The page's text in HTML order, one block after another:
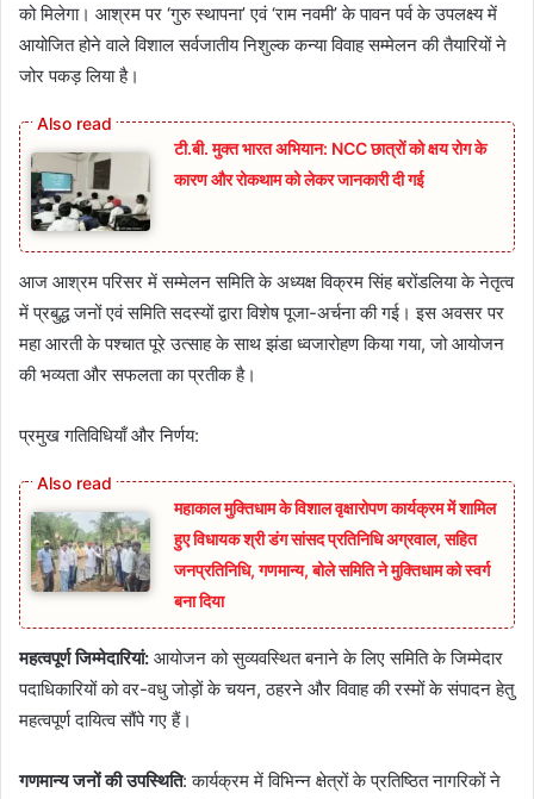
को मिलेगा। आश्रम पर ‘गुरु स्थापना’ एवं ‘राम नवमी’ के पावन पर्व के उपलक्ष्य में
आयोजित होने वाले विशाल सर्वजातीय निशुल्क कन्या विवाह सम्मेलन की तैयारियों ने
जोर पकड़ लिया है।
टी.बी. मुक्त भारत अभियान: NCC छात्रों को क्षय रोग के
कारण और रोकथाम को लेकर जानकारी दी गई
आज आश्रम परिसर में सम्मेलन समिति के अध्यक्ष विक्रम सिंह बरोंडलिया के नेतृत्व
में प्रबुद्ध जनों एवं समिति सदस्यों द्वारा विशेष पूजा-अर्चना की गई। इस अवसर पर
महा आरती के पश्चात पूरे उत्साह के साथ झंडा ध्वजारोहण किया गया, जो आयोजन
की भव्यता और सफलता का प्रतीक है।
प्रमुख गतिविधियाँ और निर्णय:
महाकाल मुक्तिधाम के विशाल वृक्षारोपण कार्यक्रम में शामिल
हुए विधायक श्री डंग सांसद प्रतिनिधि अग्रवाल, सहित
जनप्रतिनिधि, गणमान्य, बोले समिति ने मुक्तिधाम को स्वर्ग
बना दिया
महत्वपूर्ण जिम्मेदारियां: आयोजन को सुव्यवस्थित बनाने के लिए समिति के जिम्मेदार
पदाधिकारियों को वर-वधु जोड़ों के चयन, ठहरने और विवाह की रस्मों के संपादन हेतु
महत्वपूर्ण दायित्व सौंपे गए हैं।
गणमान्य जनों की उपस्थिति: कार्यक्रम में विभिन्न क्षेत्रों के प्रतिष्ठित नागरिकों ने